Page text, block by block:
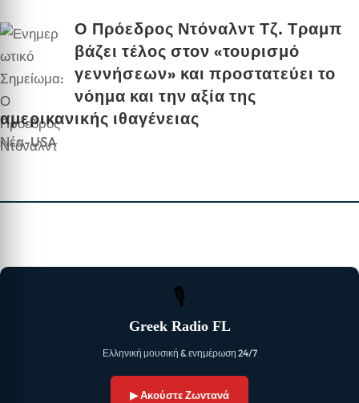
Ο Πρόεδρος Ντόναλντ Τζ. Τραμπ
βάζει τέλος στον «τουρισμό
γεννήσεων» και προστατεύει το
νόημα και την αξία της
αμερικανικής ιθαγένειας
Νέα-USA
🎙
Greek Radio FL
Ελληνική μουσική & ενημέρωση 24/7
▶ Ακούστε Ζωντανά